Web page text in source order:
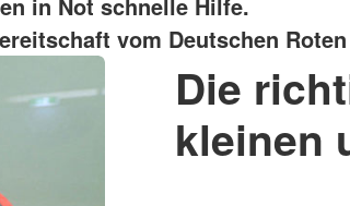
in Not schnelle Hilfe.
vom Deutschen
Die
kleinen